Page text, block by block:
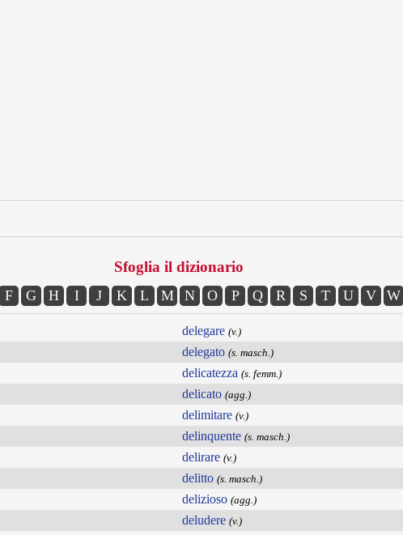
Sfoglia il dizionario
F G H I J K L M N O P Q R S T U V W
delegare (v.)
delegato (s. masch.)
delicatezza (s. femm.)
delicato (agg.)
delimitare (v.)
delinquente (s. masch.)
delirare (v.)
delitto (s. masch.)
delizioso (agg.)
deludere (v.)